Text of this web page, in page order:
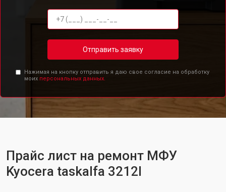
Отправить заявку
Нажимая на кнопку отправить я даю свое согласие на обработку
моих персональных данных.
Прайс лист на ремонт МФУ
Kyocera taskalfa 3212I